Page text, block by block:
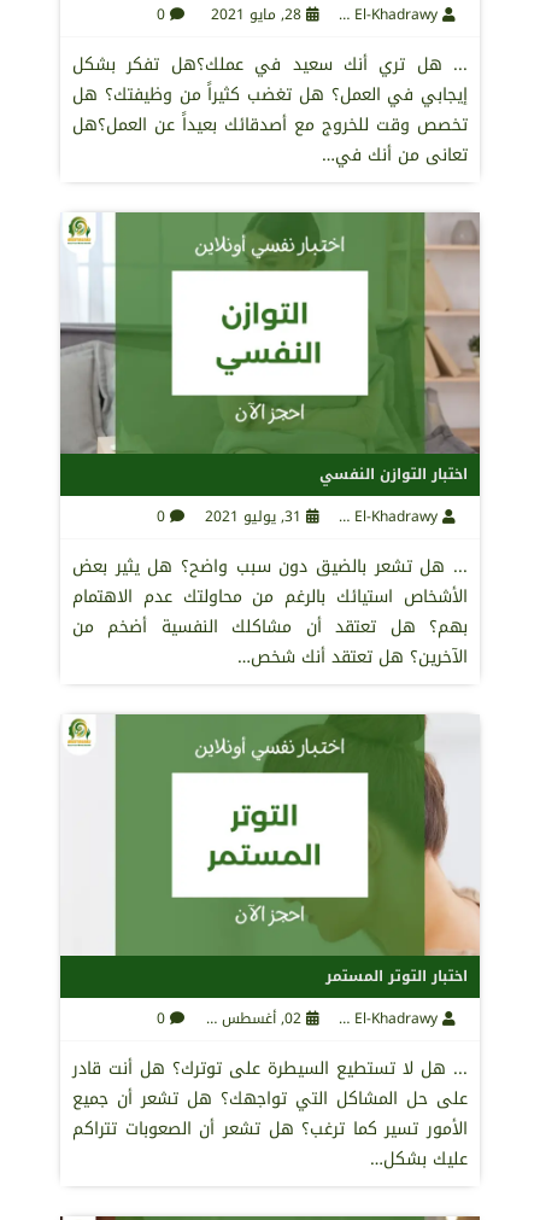
28, مايو 2021 0
... هل تري أنك سعيد في عملك؟هل تفكر بشكل
إيجابي في العمل؟ هل تغضب كثيراً من وظيفتك؟ هل
تخصص وقت للخروج مع أصدقائك بعيداً عن العمل؟هل
تعانى من أنك في…
اختبار التوازن النفسي
31, يوليو 2021 0
... هل تشعر بالضيق دون سبب واضح؟ هل يثير بعض
الأشخاص استيائك بالرغم من محاولتك عدم الاهتمام
بهم؟ هل تعتقد أن مشاكلك النفسية أضخم من
الآخرين؟ هل تعتقد أنك شخص…
اختبار التوتر المستمر
02, أغسطس 2021 0
... هل لا تستطيع السيطرة على توترك؟ هل أنت قادر
على حل المشاكل التي تواجهك؟ هل تشعر أن جميع
الأمور تسير كما ترغب؟ هل تشعر أن الصعوبات تتراكم
عليك بشكل…